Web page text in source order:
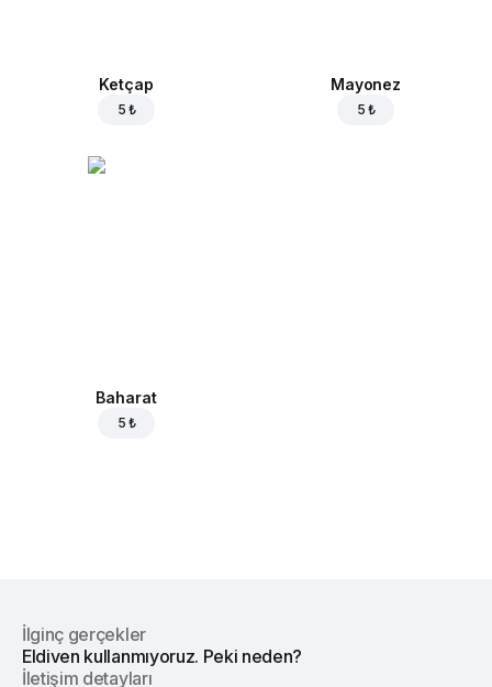
Ketçap
5 ₺
Mayonez
5 ₺
Baharat
5 ₺
İlginç gerçekler
Eldiven kullanmıyoruz. Peki neden?
İletişim detayları